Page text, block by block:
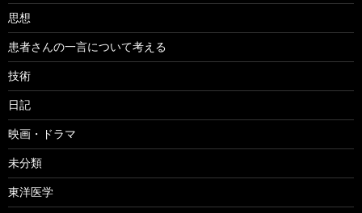
思想
患者さんの一言について考える
技術
日記
映画・ドラマ
未分類
東洋医学